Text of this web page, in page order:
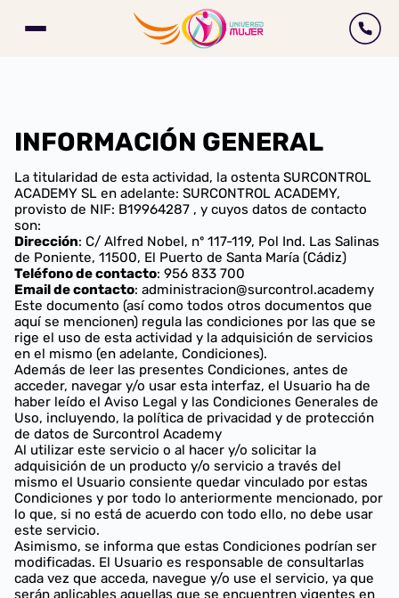
INFORMACIÓN GENERAL
La titularidad de esta actividad, la ostenta SURCONTROL
ACADEMY SL en adelante: SURCONTROL ACADEMY,
provisto de NIF: B19964287 , y cuyos datos de contacto
son:
Dirección: C/ Alfred Nobel, nº 117-119, Pol Ind. Las Salinas
de Poniente, 11500, El Puerto de Santa María (Cádiz)
Teléfono de contacto: 956 833 700
Email de contacto: administracion@surcontrol.academy
Este documento (así como todos otros documentos que
aquí se mencionen) regula las condiciones por las que se
rige el uso de esta actividad y la adquisición de servicios
en el mismo (en adelante, Condiciones).
Además de leer las presentes Condiciones, antes de
acceder, navegar y/o usar esta interfaz, el Usuario ha de
haber leído el Aviso Legal y las Condiciones Generales de
Uso, incluyendo, la política de privacidad y de protección
de datos de Surcontrol Academy
Al utilizar este servicio o al hacer y/o solicitar la
adquisición de un producto y/o servicio a través del
mismo el Usuario consiente quedar vinculado por estas
Condiciones y por todo lo anteriormente mencionado, por
lo que, si no está de acuerdo con todo ello, no debe usar
este servicio.
Asimismo, se informa que estas Condiciones podrían ser
modificadas. El Usuario es responsable de consultarlas
cada vez que acceda, navegue y/o use el servicio, ya que
serán aplicables aquellas que se encuentren vigentes en